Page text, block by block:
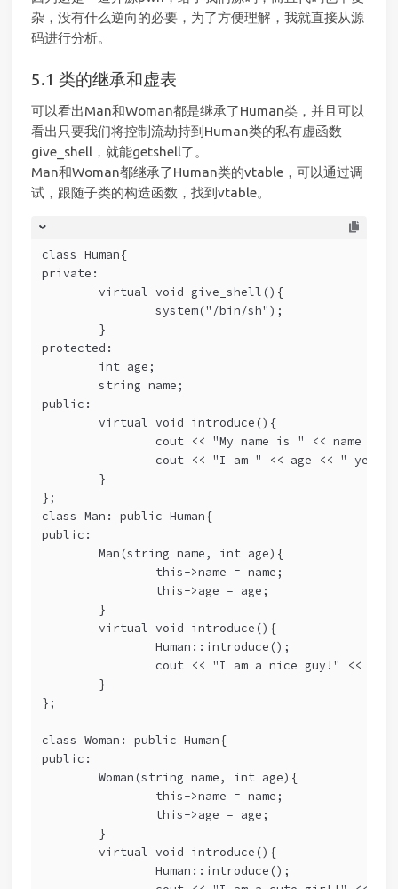
杂，没有什么逆向的必要，为了方便理解，我就直接从源
码进行分析。
类的继承和虚表
可以看出Man和Woman都是继承了Human类，并且可以
看出只要我们将控制流劫持到Human类的私有虚函数
give_shell，就能getshell了。
Man和Woman都继承了Human类的vtable，可以通过调
试，跟随子类的构造函数，找到vtable。
class Human{
private:
	virtual void give_shell(){
		system("/bin/sh");
	}
protected:
	int age;
	string name;
public:
	virtual void introduce(){
cout << "My name is " << name <<
cout << "I am " << age << "
	}
};
class Man: public Human{
public:
        Man(string name, int age){
                this->name = name;
                this->age = age;
        }
        virtual void introduce(){
                Human::introduce();
cout << "I am a nice guy!" <<
        }
};
class Woman: public Human{
public:
        Woman(string name, int age){
                this->name = name;
                this->age = age;
        }
        virtual void introduce(){
                Human::introduce();